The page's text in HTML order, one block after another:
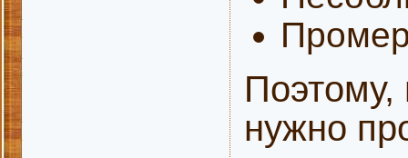
Поэтому,
нужно